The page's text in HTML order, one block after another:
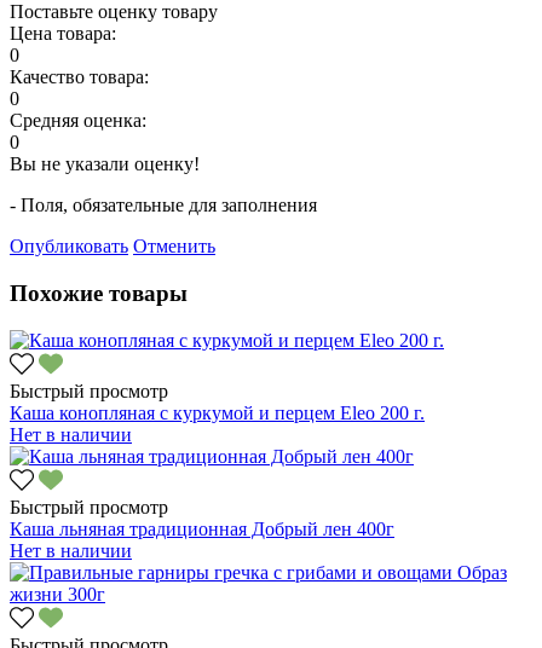
Поставьте оценку товару
Цена товара:
0
Качество товара:
0
Средняя оценка:
0
Вы не указали оценку!
- Поля, обязательные для заполнения
Опубликовать Отменить
Похожие товары
Быстрый просмотр
Каша конопляная с куркумой и перцем Eleo 200 г.
Нет в наличии
Быстрый просмотр
Каша льняная традиционная Добрый лен 400г
Нет в наличии